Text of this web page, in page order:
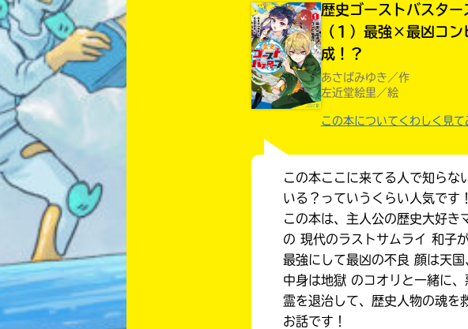
出会える
歴史ゴーストバスター
（１）最強×最凶コン
成！？
あさばみゆき／作
左近堂絵里／絵
この本についてくわしく見て
この本ここに来てる人で知らな
いる？っていうくらい人気です！
この本は、主人公の歴史大好き
の 現代のラストサムライ 和子が
最強にして最凶の不良 顔は天国
中身は地獄 のコオリと一緒に、
霊を退治して、歴史人物の魂を
お話です！